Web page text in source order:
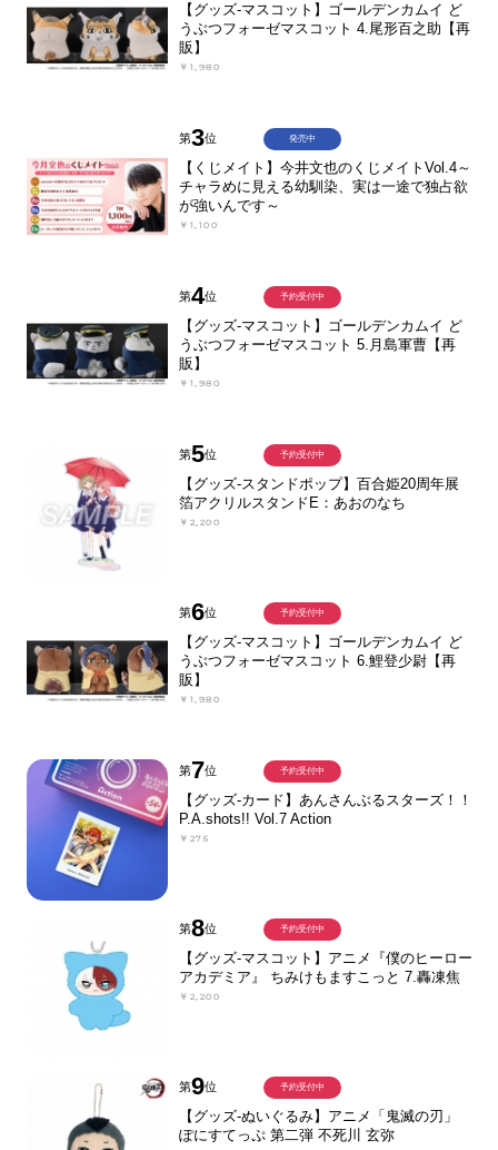
【グッズ-マスコット】ゴールデンカムイ ど
うぶつフォーゼマスコット 4.尾形百之助【再
販】
￥1,980
第3位
【くじメイト】今井文也のくじメイトVol.4～
チャラめに見える幼馴染、実は一途で独占欲
が強いんです～
￥1,100
発売中
第4位
【グッズ-マスコット】ゴールデンカムイ ど
うぶつフォーゼマスコット 5.月島軍曹【再
販】
￥1,980
予約受付中
第5位
【グッズ-スタンドポップ】百合姫20周年展
箔アクリルスタンドE：あおのなち
￥2,200
予約受付中
第6位
【グッズ-マスコット】ゴールデンカムイ ど
うぶつフォーゼマスコット 6.鯉登少尉【再
販】
￥1,980
予約受付中
第7位
【グッズ-カード】あんさんぶるスターズ！！
P.A.shots!! Vol.7 Action
￥275
予約受付中
第8位
【グッズ-マスコット】アニメ『僕のヒーロー
アカデミア』 ちみけもますこっと 7.轟凍焦
￥2,200
予約受付中
第9位
【グッズ-ぬいぐるみ】アニメ「鬼滅の刃」
ぽにすてっぷ 第二弾 不死川 玄弥
予約受付中